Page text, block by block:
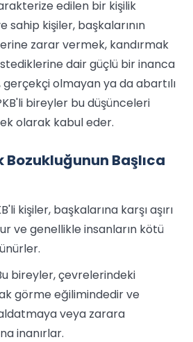
edilen bir kişilik
sahip kişiler, başkalarının
zarar vermek, kandırmak
dair güçlü bir inanca
olmayan ya da abartılı
bireyler bu düşünceleri
olarak kabul eder.
Başlıca
kişiler, başkalarına karşı aşırı
ve genellikle insanların kötü
bireyler, çevrelerindeki
görme eğilimindedir ve
veya zarara
inanırlar.